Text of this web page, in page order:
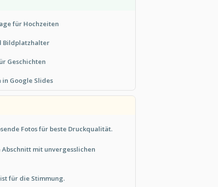
für Hochzeiten
Bildplatzhalter
Geschichten
in Google Slides
Fotos für beste Druckqualität.
mit unvergesslichen
für die Stimmung.